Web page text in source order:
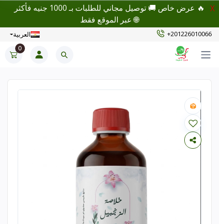
🔥 عرض خاص 🚚 توصيل مجاني للطلبات بـ 1000 جنيه فأكثر
🌐 عبر الموقع فقط
X
+201226010066 العربية
0